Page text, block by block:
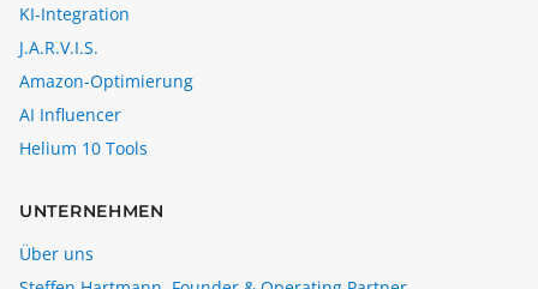
KI-Integration
J.A.R.V.I.S.
Amazon-Optimierung
AI Influencer
Helium 10 Tools
UNTERNEHMEN
Über uns